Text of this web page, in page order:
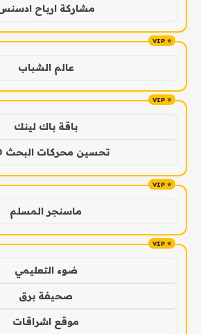
مشاركة ارباح
عالم الشباب
باقة باك لينك
تحسين محركات البحث SEO
ماسنجر المسلم
ضوء التعليمي
صحيفة برق
موقع اشراقات